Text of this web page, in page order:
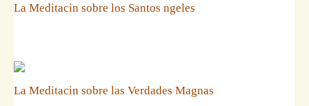
La Meditacin sobre los Santos ngeles
La Meditacin sobre las Verdades Magnas